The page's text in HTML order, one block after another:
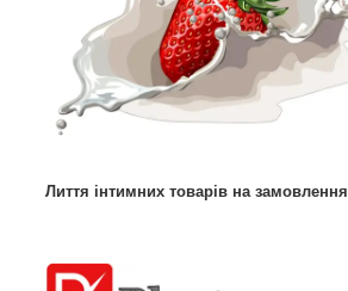
Лиття інтимних товарів на замовлення